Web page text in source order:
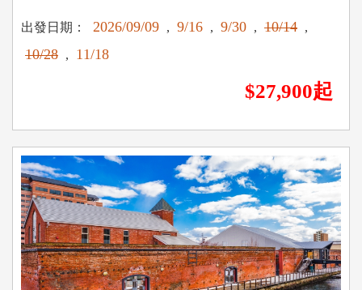
出發日期： 2026/09/09 , 9/16 , 9/30 , 10/14 ,
10/28 , 11/18
$27,900起